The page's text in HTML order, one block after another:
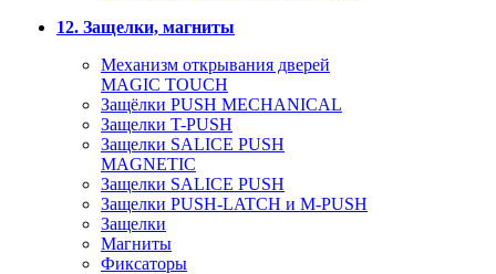
12. Защелки, магниты
Механизм открывания дверей
MAGIC TOUCH
Защёлки PUSH MECHANICAL
Защелки T-PUSH
Защелки SALICE PUSH
MAGNETIC
Защелки SALICE PUSH
Защелки PUSH-LATCH и M-PUSH
Защелки
Магниты
Фиксаторы